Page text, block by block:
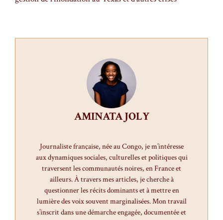
AMINATA JOLY
Journaliste française, née au Congo, je m’intéresse
aux dynamiques sociales, culturelles et politiques qui
traversent les communautés noires, en France et
ailleurs. À travers mes articles, je cherche à
questionner les récits dominants et à mettre en
lumière des voix souvent marginalisées. Mon travail
s’inscrit dans une démarche engagée, documentée et